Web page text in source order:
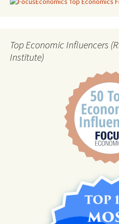
Top Economic Influencers
Institute)